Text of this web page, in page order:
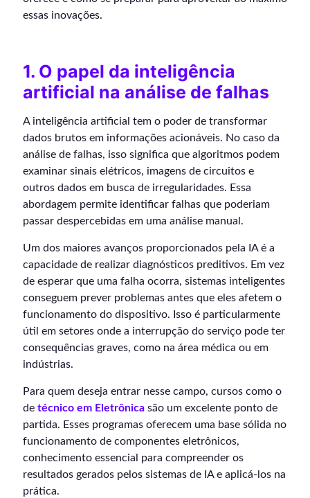
essas inovações.
1. O papel da inteligência
artificial na análise de falhas
A inteligência artificial tem o poder de transformar
dados brutos em informações acionáveis. No caso da
análise de falhas, isso significa que algoritmos podem
examinar sinais elétricos, imagens de circuitos e
outros dados em busca de irregularidades. Essa
abordagem permite identificar falhas que poderiam
passar despercebidas em uma análise manual.
Um dos maiores avanços proporcionados pela IA é a
capacidade de realizar diagnósticos preditivos. Em vez
de esperar que uma falha ocorra, sistemas inteligentes
conseguem prever problemas antes que eles afetem o
funcionamento do dispositivo. Isso é particularmente
útil em setores onde a interrupção do serviço pode ter
consequências graves, como na área médica ou em
indústrias.
Para quem deseja entrar nesse campo, cursos como o
de técnico em Eletrônica são um excelente ponto de
partida. Esses programas oferecem uma base sólida no
funcionamento de componentes eletrônicos,
conhecimento essencial para compreender os
resultados gerados pelos sistemas de IA e aplicá-los na
prática.